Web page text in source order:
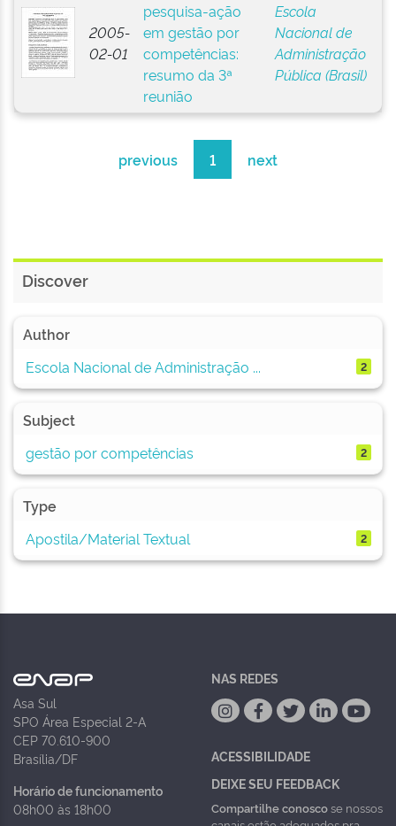
2005-
02-01
pesquisa-ação
em gestão por
competências:
resumo da 3ª
reunião
Escola
Nacional de
Administração
Pública (Brasil)
previous 1 next
Discover
Author
Escola Nacional de Administração ...
2
Subject
gestão por competências
2
Type
Apostila/Material Textual
2
Asa Sul
SPO Área Especial 2-A
CEP 70.610-900
Brasília/DF
Horário de funcionamento
08h00 às 18h00
NAS REDES
ACESSIBILIDADE
DEIXE SEU FEEDBACK
Compartilhe conoscose nossos